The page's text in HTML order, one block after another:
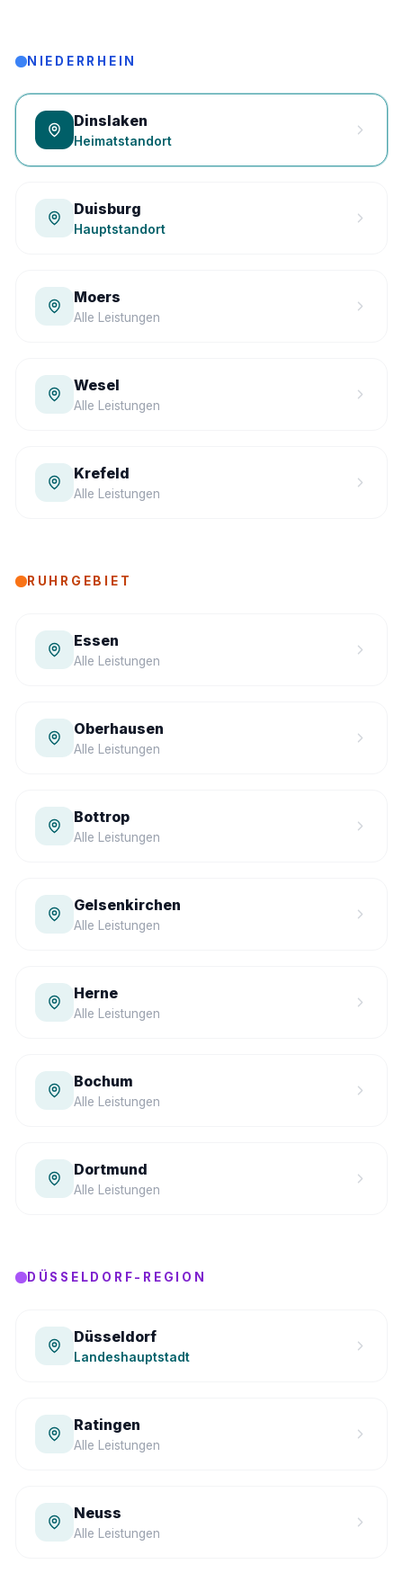
NIEDERRHEIN
Dinslaken
Heimatstandort
Duisburg
Hauptstandort
Moers
Alle Leistungen
Wesel
Alle Leistungen
Krefeld
Alle Leistungen
RUHRGEBIET
Essen
Alle Leistungen
Oberhausen
Alle Leistungen
Bottrop
Alle Leistungen
Gelsenkirchen
Alle Leistungen
Herne
Alle Leistungen
Bochum
Alle Leistungen
Dortmund
Alle Leistungen
DÜSSELDORF-REGION
Düsseldorf
Landeshauptstadt
Ratingen
Alle Leistungen
Neuss
Alle Leistungen